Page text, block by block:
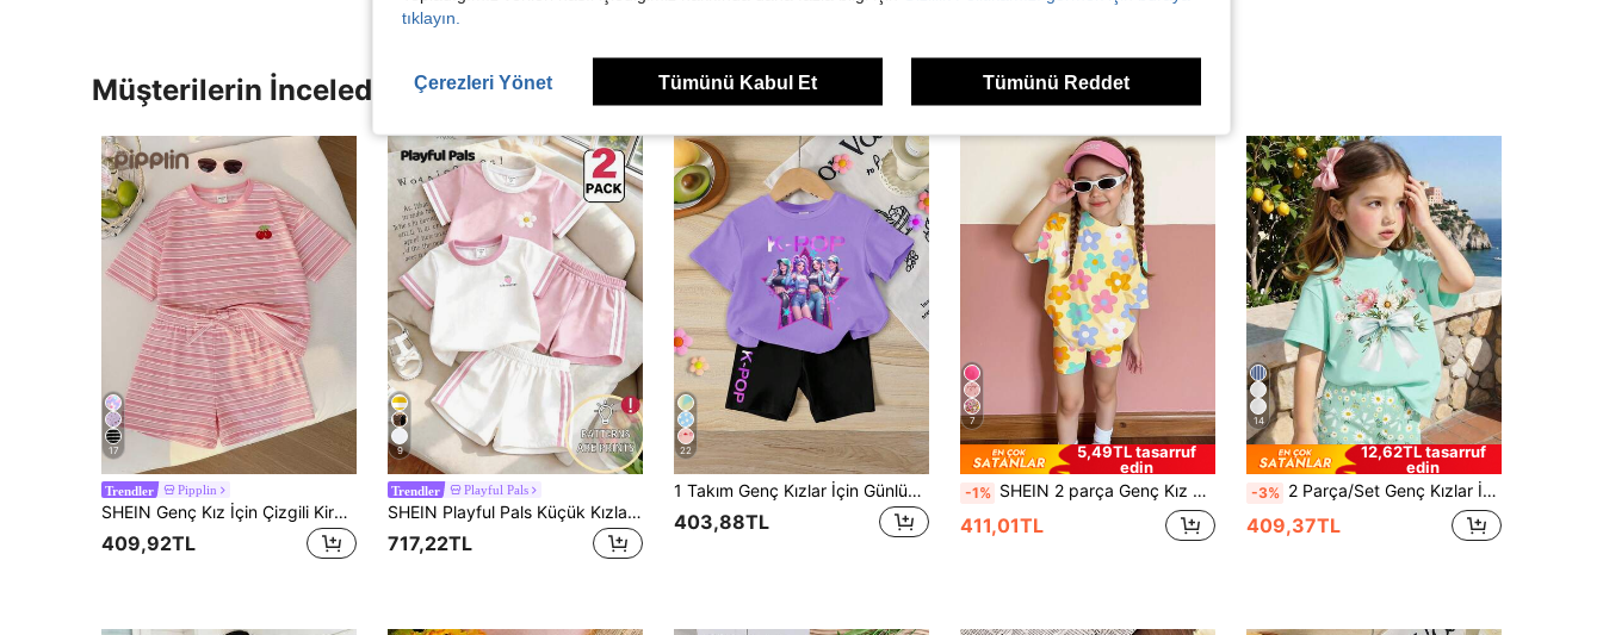
Müşterilerin İncelediği Diğer Ürünler
17
Trendler Pipplin
SHEIN Genç Kız İçin Çizgili Kiraz Baskılı Yuvarlak Yaka Kısa Kollu Tişört ve Şort Günlük Takım
409,92TL
9
Trendler Playful Pals
SHEIN Playful Pals Küçük Kızlar İçin Çilekli ve Beyaz Çiçek Desenli Üst ve Şort Takımı, Rahat Yaz Stili, İlkbahar, Yaz ve Sonbahara Uygun, Beyaz ve Pembe Günlük Giyim, Kız Çocuk Tişört ve Şort Seti, Şık Sevimli Sokak Stili, Tüm Mevsimlere Uygun, Sevimli Tatil Kombini, 2 Parça Set
717,22TL
22
1 Takım Genç Kızlar İçin Günlük Kullanıma Uygun Sevimli Çizgi Film K-POP Kız Baskılı Kısa Kollu Yuvarlak Yaka Tişört ve Şort Takımı, Yaz Gezileri İçin İdeal
403,88TL
7
5,49TL tasarruf
edin
-1% SHEIN 2 parça Genç Kız Rahat Basit Kısa Kollu Üst ve Şort Takımı, Yaz İçin Uygun
411,01TL
14
12,62TL tasarruf
edin
-3% 2 Parça/Set Genç Kızlar İçin Günlük Çiçekli Papatya ve Kurdele Baskılı Kısa Kollu Tişört ve Minimalist Baskılı Şort Takımı, Yaz Gezileri İçin Uygundur
409,37TL
tıklayın.
Çerezleri Yönet Tümünü Kabul Et Tümünü Reddet